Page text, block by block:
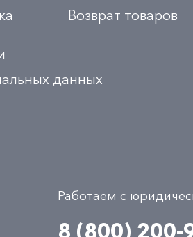
Возврат товаров
данных
Работаем с
8 (800) 200-